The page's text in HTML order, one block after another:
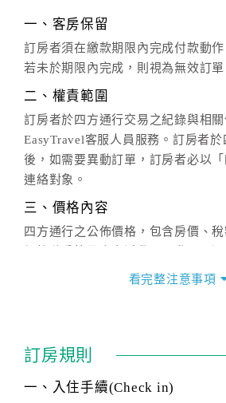
一、客房保留
訂房者須在繳款期限內完成付款動作
若未於期限內完成，則視為無效訂單
二、權責範圍
訂房者於四方通行交易之紀錄與相
EasyTravel客服人員服務。訂房者
後，如需要異動訂單，訂房者必以
連絡對象。
三、價格內容
四方通行之公佈價格，包含房價、
價」之當日價格為標準。
話方式異動訂單。
※非客服時間之申辦異動，皆為次日
看完整注意事項
訂房規則
一、入住手續(Check in)